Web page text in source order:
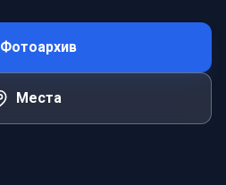
Фотоархив
Места